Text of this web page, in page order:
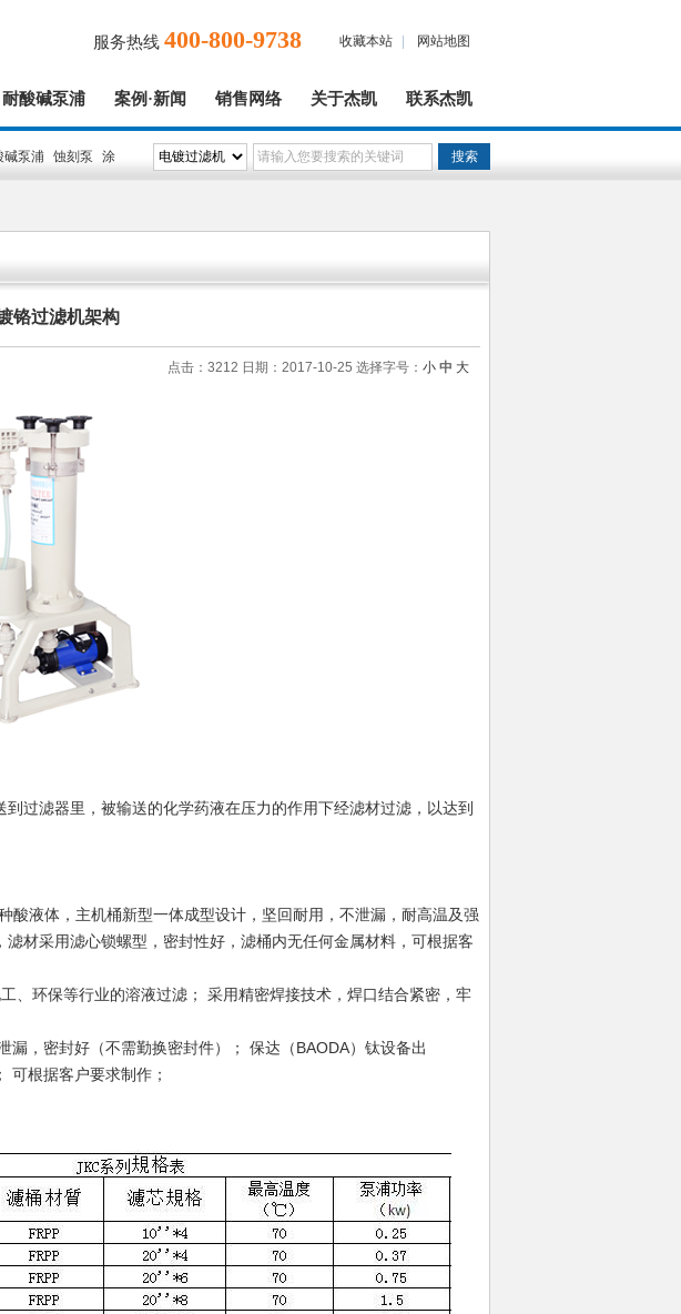
收藏本站 网站地图
服务热线 400-800-9738
耐酸碱泵浦 案例·新闻 销售网络 关于杰凯 联系杰凯
碱泵浦 蚀刻泵
涂
铬过滤机架构
点击：3212 日期：2017-10-25 选择字号： 小 中 大
过滤器里，被输送的化学药液在压力的作用下经滤材过滤，以达到
酸液体，主机桶新型一体成型设计，坚回耐用，不泄漏，耐高温及强
材采用滤心锁螺型，密封性好，滤桶内无任何金属材料，可根据客
、环保等行业的溶液过滤； 采用精密焊接技术，焊口结合紧密，牢
，密封好（不需勤换密封件）； 保达（BAODA）钛设备出
可根据客户要求制作；